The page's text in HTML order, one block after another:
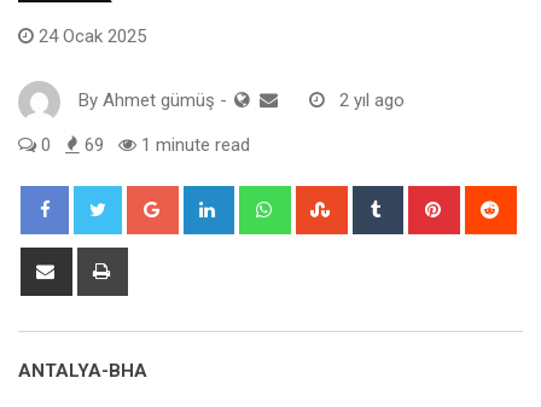
24 Ocak 2025
By Ahmet gümüş - 2 yıl ago
0 69 1 minute read
Google+ LinkedIn WhatsappStumbleUpon
Tumblr Pinterest
Share
ANTALYA-BHA